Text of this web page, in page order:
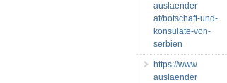
auslaender
at/botschaft-und-
konsulate-von-
serbien
https://www
auslaender